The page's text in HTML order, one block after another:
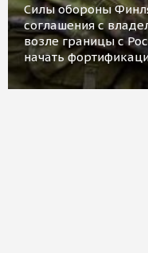
Силы обороны
соглашения с
возле границы с
начать